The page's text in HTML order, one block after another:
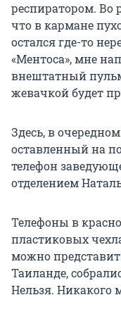
респиратором. Во
что в кармане
остался где-то
«Ментоса», мне
внештатный
жевачкой будет
Здесь, в
оставленный на
телефон
отделением
Телефоны в
пластиковых
можно
Таиланде,
Нельзя. Никакого